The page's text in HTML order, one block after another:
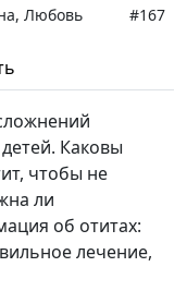
Любовь
#167
Любовь
Любовь
Каковы
чтобы не
ли
об отитах:
лечение,